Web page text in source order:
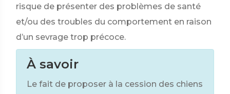
risque de présenter des problèmes de santé
et/ou des troubles du comportement en raison
d’un sevrage trop précoce.
À savoir
Le fait de proposer à la cession des chiens